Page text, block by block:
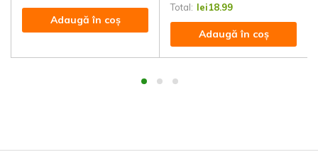
Adaugă în coș
Total: lei18.99
Adaugă în coș